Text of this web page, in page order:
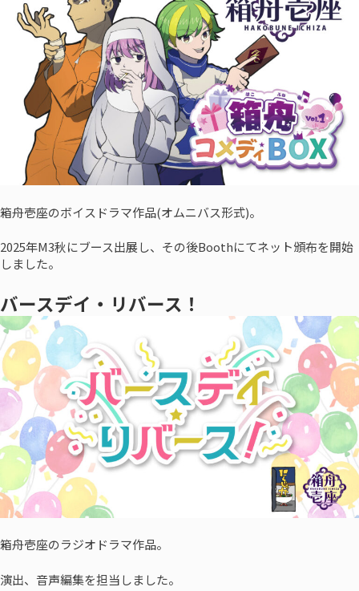
箱舟壱座のボイスドラマ作品(オムニバス形式)。
2025年M3秋にブース出展し、その後Boothにてネット頒布を開始
しました。
バースデイ・リバース！
箱舟壱座のラジオドラマ作品。
演出、音声編集を担当しました。